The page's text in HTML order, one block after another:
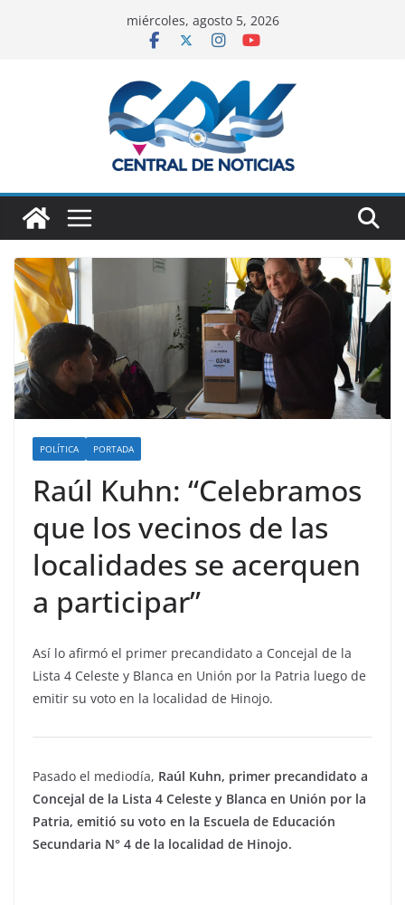
miércoles, agosto 5, 2026
POLÍTICA PORTADA
Raúl Kuhn: “Celebramos
que los vecinos de las
localidades se acerquen
a participar”
Así lo afirmó el primer precandidato a Concejal de la
Lista 4 Celeste y Blanca en Unión por la Patria luego de
emitir su voto en la localidad de Hinojo.
Pasado el mediodía, Raúl Kuhn, primer precandidato a
Concejal de la Lista 4 Celeste y Blanca en Unión por la
Patria, emitió su voto en la Escuela de Educación
Secundaria N° 4 de la localidad de Hinojo.